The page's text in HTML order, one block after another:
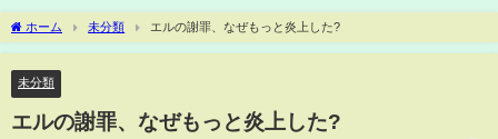
ホーム 未分類 エルの謝罪、なぜもっと炎上した?
未分類
エルの謝罪、なぜもっと炎上した?